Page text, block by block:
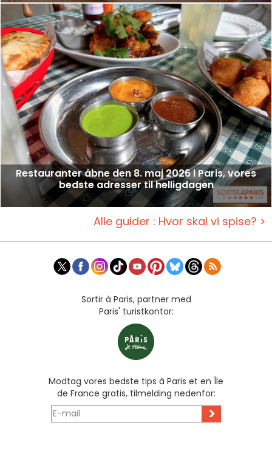
Restauranter åbne den 8. maj 2026 i Paris, vores
bedste adresser til helligdagen
Alle guider : Hvor skal vi spise? >
Sortir à Paris, partner med
Paris' turistkontor:
Modtag vores bedste tips à Paris et en Île
de France gratis, tilmelding nedenfor:
>